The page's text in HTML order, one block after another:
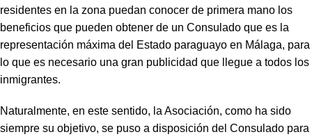
residentes en la zona puedan conocer de primera mano los
beneficios que pueden obtener de un Consulado que es la
representación máxima del Estado paraguayo en Málaga, para
lo que es necesario una gran publicidad que llegue a todos los
inmigrantes.
Naturalmente, en este sentido, la Asociación, como ha sido
siempre su objetivo, se puso a disposición del Consulado para